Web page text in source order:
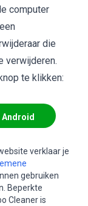
computer
die
verwijderen.
te klikken:
Android
verklaar je
gebruiken
Beperkte
Cleaner is